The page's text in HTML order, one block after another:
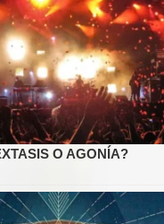
O AGONÍA?